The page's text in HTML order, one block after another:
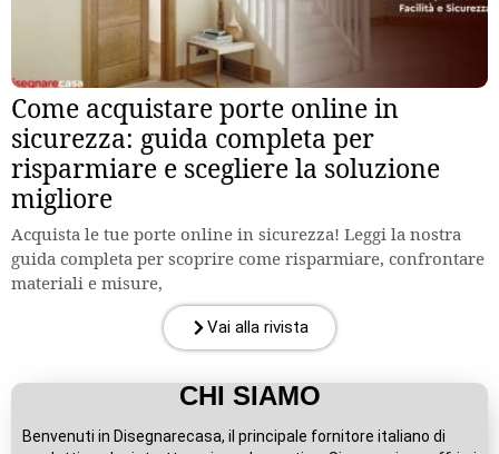
Come acquistare porte online in
sicurezza: guida completa per
risparmiare e scegliere la soluzione
migliore
Acquista le tue porte online in sicurezza! Leggi la nostra
guida completa per scoprire come risparmiare, confrontare
materiali e misure,
Vai alla rivista
CHI SIAMO
Benvenuti in Disegnarecasa, il principale fornitore italiano di